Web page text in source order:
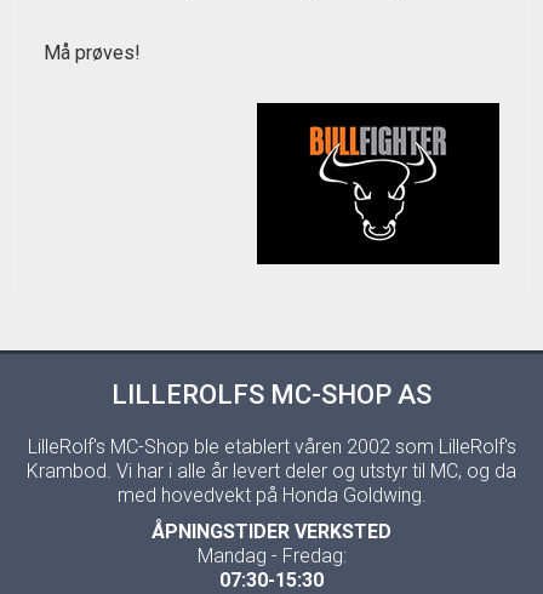
Må prøves!
LILLEROLFS MC-SHOP AS
LilleRolf's MC-Shop ble etablert våren 2002 som LilleRolf's
Krambod. Vi har i alle år levert deler og utstyr til MC, og da
med hovedvekt på Honda Goldwing.
ÅPNINGSTIDER VERKSTED
Mandag - Fredag:
07:30-15:30